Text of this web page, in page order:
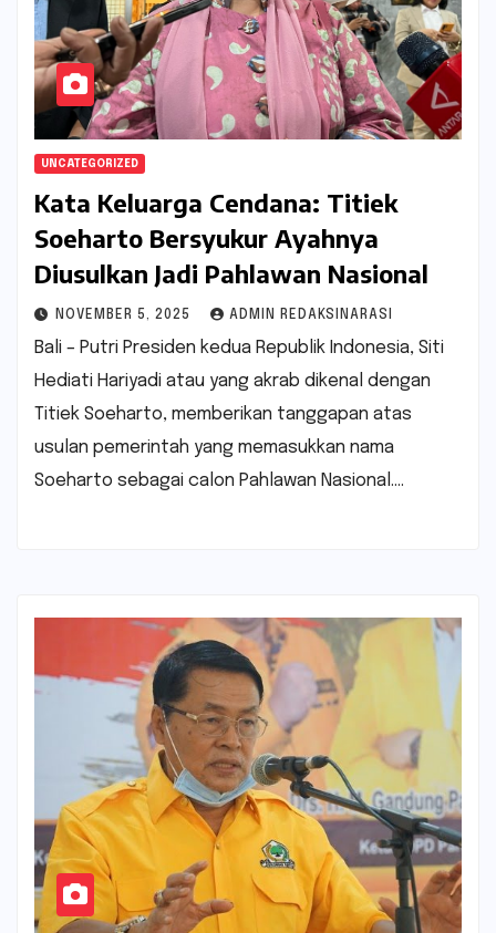
UNCATEGORIZED
Kata Keluarga Cendana: Titiek
Soeharto Bersyukur Ayahnya
Diusulkan Jadi Pahlawan Nasional
NOVEMBER 5, 2025 ADMIN REDAKSINARASI
Bali – Putri Presiden kedua Republik Indonesia, Siti
Hediati Hariyadi atau yang akrab dikenal dengan
Titiek Soeharto, memberikan tanggapan atas
usulan pemerintah yang memasukkan nama
Soeharto sebagai calon Pahlawan Nasional.…